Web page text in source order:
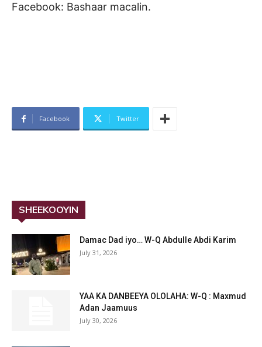
Facebook: Bashaar macalin.
Facebook Twitter
SHEEKOOYIN
Damac Dad iyo… W-Q Abdulle Abdi Karim
July 31, 2026
YAA KA DANBEEYA OLOLAHA: W-Q : Maxmud
Adan Jaamuus
July 30, 2026